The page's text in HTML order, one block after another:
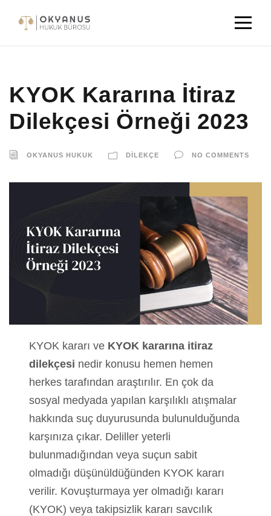
KYOK Kararına İtiraz
Dilekçesi Örneği 2023
OKYANUS HUKUK DILEKÇE NO COMMENTS
KYOK kararı ve KYOK kararına itiraz
dilekçesi nedir konusu hemen hemen
herkes tarafından araştırılır. En çok da
sosyal medyada yapılan karşılıklı atışmalar
hakkında suç duyurusunda bulunulduğunda
karşınıza çıkar. Deliller yeterli
bulunmadığından veya suçun sabit
olmadığı düşünüldüğünden KYOK kararı
verilir. Kovuşturmaya yer olmadığı kararı
(KYOK) veya takipsizlik kararı savcılık